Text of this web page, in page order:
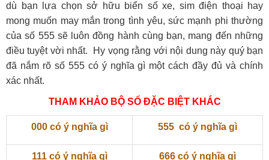
dù bạn lựa chọn sở hữu biển số xe, sim điện thoại hay
mong muốn may mắn trong tình yêu, sức mạnh phi thường
của số 555 sẽ luôn đồng hành cùng bạn, mang đến những
điều tuyệt vời nhất. Hy vọng rằng với nội dung này quý bạn
đã nắm rõ số 555 có ý nghĩa gì một cách đầy đủ và chính
xác nhất.
THAM KHẢO BỘ SỐ ĐẶC BIỆT KHÁC
000 có ý nghĩa gì 555 có ý nghĩa gì
111 có ý nghĩa gì 666 có ý nghĩa gì